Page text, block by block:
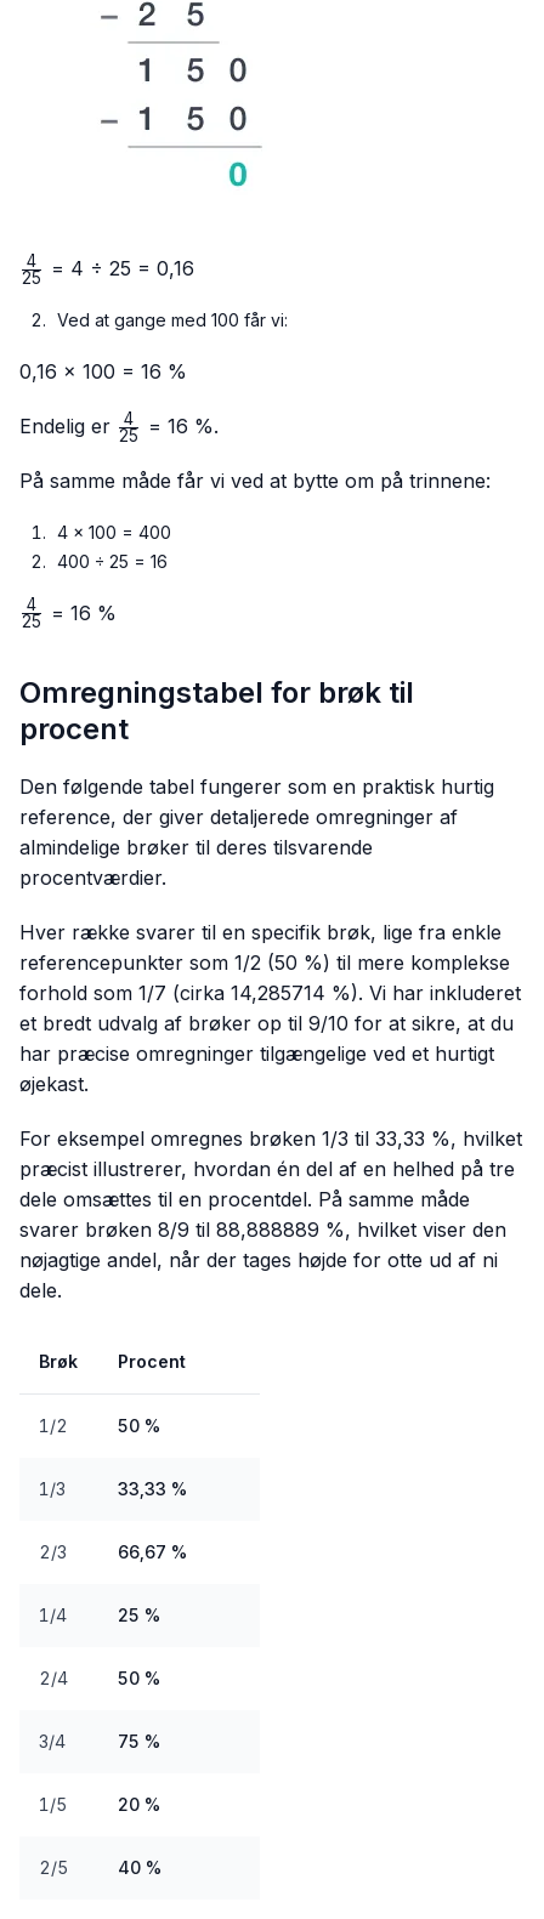
\frac{4}
25
4 = 4 ÷ 25 = 0,16
Ved at gange med 100 får vi:
0,16 × 100 = 16 %
Endelig er \frac{4}
25
4 = 16 %.
På samme måde får vi ved at bytte om på trinnene:
4 × 100 = 400
400 ÷ 25 = 16
\frac{4}
25
4 = 16 %
Omregningstabel for brøk til
procent
Den følgende tabel fungerer som en praktisk hurtig
reference, der giver detaljerede omregninger af
almindelige brøker til deres tilsvarende
procentværdier.
Hver række svarer til en specifik brøk, lige fra enkle
referencepunkter som 1/2 (50 %) til mere komplekse
forhold som 1/7 (cirka 14,285714 %). Vi har inkluderet
et bredt udvalg af brøker op til 9/10 for at sikre, at du
har præcise omregninger tilgængelige ved et hurtigt
øjekast.
For eksempel omregnes brøken 1/3 til 33,33 %, hvilket
præcist illustrerer, hvordan én del af en helhed på tre
dele omsættes til en procentdel. På samme måde
svarer brøken 8/9 til 88,888889 %, hvilket viser den
nøjagtige andel, når der tages højde for otte ud af ni
dele.
Brøk Procent
1/2 50 %
1/3 33,33 %
2/3 66,67 %
1/4 25 %
2/4 50 %
3/4 75 %
1/5 20 %
2/5 40 %